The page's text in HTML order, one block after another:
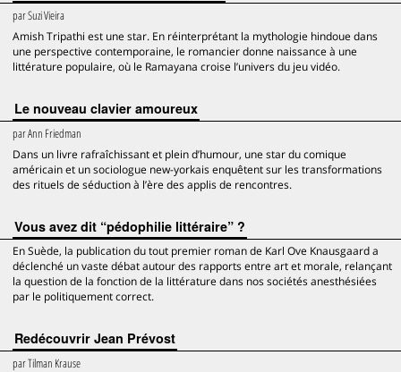
parSuzi Vieira
Amish Tripathi est une star. En réinterprétant la mythologie hindoue dans
une perspective contemporaine, le romancier donne naissance à une
littérature populaire, où le Ramayana croise l’univers du jeu vidéo.
Le nouveau clavier amoureux
parAnn Friedman
Dans un livre rafraîchissant et plein d’humour, une star du comique
américain et un sociologue new-yorkais enquêtent sur les transformations
des rituels de séduction à l’ère des applis de rencontres.
Vous avez dit “pédophilie littéraire” ?
En Suède, la publication du tout premier roman de Karl Ove Knausgaard a
déclenché un vaste débat autour des rapports entre art et morale, relançant
la question de la fonction de la littérature dans nos sociétés anesthésiées
par le politiquement correct.
Redécouvrir Jean Prévost
parTilman Krause